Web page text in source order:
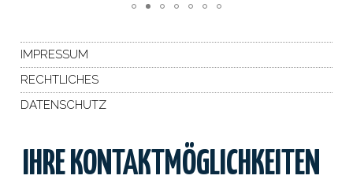
IMPRESSUM
RECHTLICHES
DATENSCHUTZ
IHRE KONTAKTMÖGLICHKEITEN